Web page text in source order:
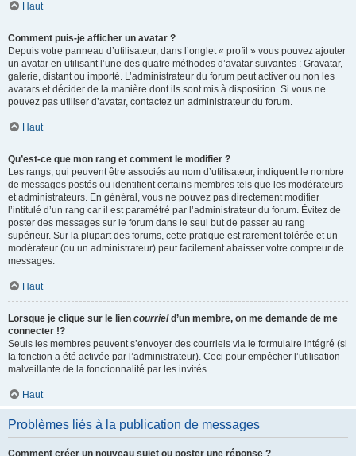
Haut
Comment puis-je afficher un avatar ?
Depuis votre panneau d’utilisateur, dans l’onglet « profil » vous pouvez ajouter
un avatar en utilisant l’une des quatre méthodes d’avatar suivantes : Gravatar,
galerie, distant ou importé. L’administrateur du forum peut activer ou non les
avatars et décider de la manière dont ils sont mis à disposition. Si vous ne
pouvez pas utiliser d’avatar, contactez un administrateur du forum.
Haut
Qu’est-ce que mon rang et comment le modifier ?
Les rangs, qui peuvent être associés au nom d’utilisateur, indiquent le nombre
de messages postés ou identifient certains membres tels que les modérateurs
et administrateurs. En général, vous ne pouvez pas directement modifier
l’intitulé d’un rang car il est paramétré par l’administrateur du forum. Évitez de
poster des messages sur le forum dans le seul but de passer au rang
supérieur. Sur la plupart des forums, cette pratique est rarement tolérée et un
modérateur (ou un administrateur) peut facilement abaisser votre compteur de
messages.
Haut
Lorsque je clique sur le lien courrield’un membre, on me demande de me
connecter !?
Seuls les membres peuvent s’envoyer des courriels via le formulaire intégré (si
la fonction a été activée par l’administrateur). Ceci pour empêcher l’utilisation
malveillante de la fonctionnalité par les invités.
Haut
Problèmes liés à la publication de messages
Comment créer un nouveau sujet ou poster une réponse ?